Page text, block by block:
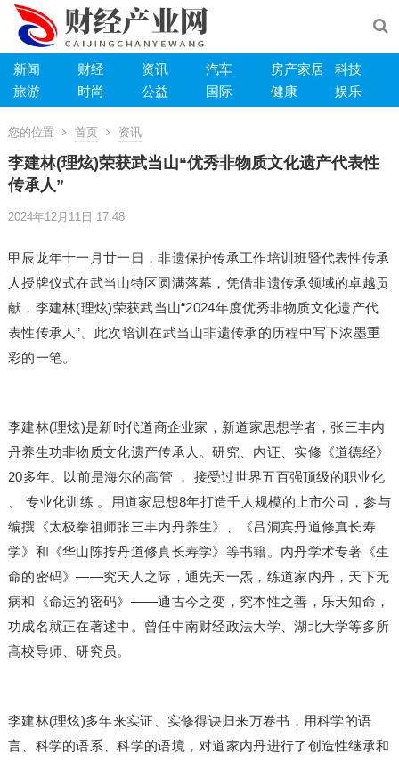
新闻 财经 资讯 汽车 房产家居
科技
旅游
时尚 公益 国际 健康 娱乐
您的位置 首页 资讯
李建林(理炫)荣获武当山“优秀非物质文化遗产代表性
传承人”
2024年12月11日 17:48
甲辰龙年十一月廿一日，非遗保护传承工作培训班暨代表性传承
人授牌仪式在武当山特区圆满落幕，凭借非遗传承领域的卓越贡
献，李建林(理炫)荣获武当山“2024年度优秀非物质文化遗产代
表性传承人”。此次培训在武当山非遗传承的历程中写下浓墨重
彩的一笔。
李建林(理炫)是新时代道商企业家，新道家思想学者，张三丰内
丹养生功非物质文化遗产传承人。研究、内证、实修《道德经》
20多年。以前是海尔的高管 ， 接受过世界五百强顶级的职业化
、 专业化训练 。用道家思想8年打造千人规模的上市公司，参与
编撰《太极拳祖师张三丰内丹养生》、《吕洞宾丹道修真长寿
学》和《华山陈抟丹道修真长寿学》等书籍。内丹学术专著《生
命的密码》——究天人之际，通先天一炁，练道家内丹，天下无
病和《命运的密码》——通古今之变，究本性之善，乐天知命，
功成名就正在著述中。曾任中南财经政法大学、湖北大学等多所
高校导师、研究员。
李建林(理炫)多年来实证、实修得诀归来万卷书，用科学的语
言、科学的语系、科学的语境，对道家内丹进行了创造性继承和